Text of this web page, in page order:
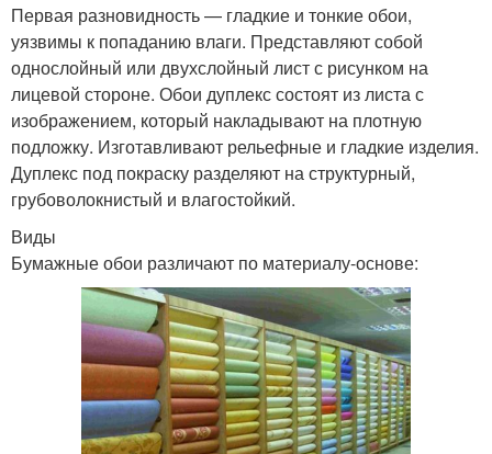
Первая разновидность — гладкие и тонкие обои,
уязвимы к попаданию влаги. Представляют собой
однослойный или двухслойный лист с рисунком на
лицевой стороне. Обои дуплекс состоят из листа с
изображением, который накладывают на плотную
подложку. Изготавливают рельефные и гладкие изделия.
Дуплекс под покраску разделяют на структурный,
грубоволокнистый и влагостойкий.
Виды
Бумажные обои различают по материалу-основе: